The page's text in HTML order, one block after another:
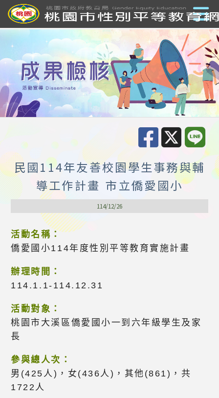
民國114年友善校園學生事務與輔
導工作計畫 市立僑愛國小
114/12/26
活動名稱：
僑愛國小114年度性別平等教育實施計畫
辦理時間：
114.1.1-114.12.31
活動對象：
桃園市大溪區僑愛國小一到六年級學生及家
長
參與總人次：
男(425人)，女(436人)，其他(861)，共
1722人